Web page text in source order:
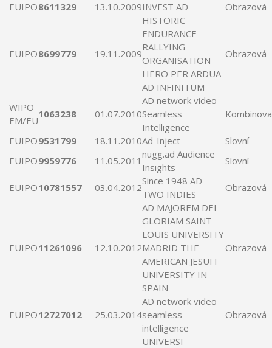
EUIPO8611329 13.10.2009INVEST AD Obrazová
EUIPO8699779 19.11.2009
HISTORIC
ENDURANCE
RALLYING
ORGANISATION
HERO PER ARDUA
AD INFINITUM
Obrazová
WIPO
EM/EU
1063238 01.07.2010
AD network video
Seamless
Intelligence
EUIPO9531799 18.11.2010Ad-Inject
Slovní
EUIPO9959776 11.05.2011
nugg.ad Audience
Insights
Slovní
EUIPO10781557 03.04.2012
Since 1948 AD
TWO INDIES
Obrazová
EUIPO11261096 12.10.2012
AD MAJOREM DEI
GLORIAM SAINT
LOUIS UNIVERSITY
MADRID THE
AMERICAN JESUIT
UNIVERSITY IN
SPAIN
Obrazová
EUIPO12727012 25.03.2014
AD network video
seamless
intelligence
Obrazová
UNIVERSI